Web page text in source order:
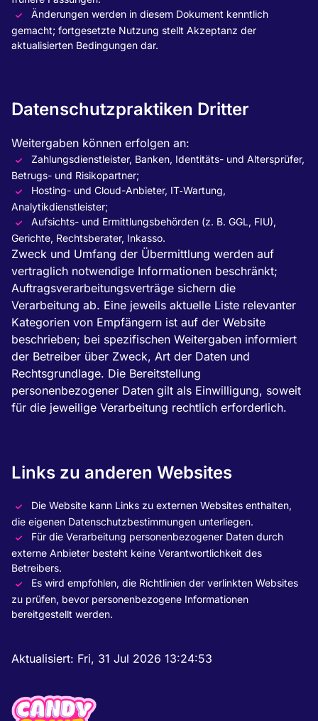
Änderungen werden in diesem Dokument kenntlich
gemacht; fortgesetzte Nutzung stellt Akzeptanz der
aktualisierten Bedingungen dar.
Datenschutzpraktiken Dritter
Weitergaben können erfolgen an:
Zahlungsdienstleister, Banken, Identitäts- und Altersprüfer,
Betrugs- und Risikopartner;
Hosting- und Cloud-Anbieter, IT‑Wartung,
Analytikdienstleister;
Aufsichts- und Ermittlungsbehörden (z. B. GGL, FIU),
Gerichte, Rechtsberater, Inkasso.
Zweck und Umfang der Übermittlung werden auf
vertraglich notwendige Informationen beschränkt;
Auftragsverarbeitungsverträge sichern die
Verarbeitung ab. Eine jeweils aktuelle Liste relevanter
Kategorien von Empfängern ist auf der Website
beschrieben; bei spezifischen Weitergaben informiert
der Betreiber über Zweck, Art der Daten und
Rechtsgrundlage. Die Bereitstellung
personenbezogener Daten gilt als Einwilligung, soweit
für die jeweilige Verarbeitung rechtlich erforderlich.
Links zu anderen Websites
Die Website kann Links zu externen Websites enthalten,
die eigenen Datenschutzbestimmungen unterliegen.
Für die Verarbeitung personenbezogener Daten durch
externe Anbieter besteht keine Verantwortlichkeit des
Betreibers.
Es wird empfohlen, die Richtlinien der verlinkten Websites
zu prüfen, bevor personenbezogene Informationen
bereitgestellt werden.
Aktualisiert: Fri, 31 Jul 2026 13:24:53